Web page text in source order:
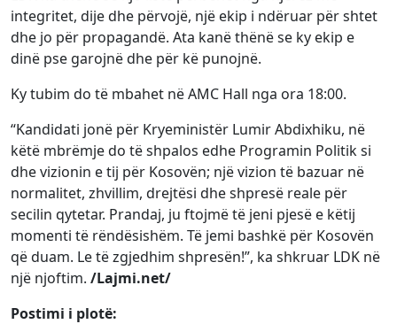
integritet, dije dhe përvojë, një ekip i ndëruar për shtet
dhe jo për propagandë. Ata kanë thënë se ky ekip e
dinë pse garojnë dhe për kë punojnë.
Ky tubim do të mbahet në AMC Hall nga ora 18:00.
“Kandidati jonë për Kryeministër Lumir Abdixhiku, në
këtë mbrëmje do të shpalos edhe Programin Politik si
dhe vizionin e tij për Kosovën; një vizion të bazuar në
normalitet, zhvillim, drejtësi dhe shpresë reale për
secilin qytetar. Prandaj, ju ftojmë të jeni pjesë e këtij
momenti të rëndësishëm. Të jemi bashkë për Kosovën
që duam. Le të zgjedhim shpresën!”, ka shkruar LDK në
një njoftim. /Lajmi.net/
Postimi i plotë: